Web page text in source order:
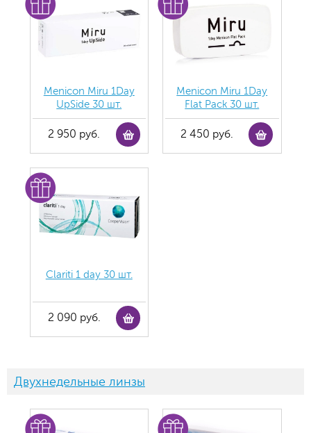
Menicon Miru 1Day
UpSide 30 шт.
2 950 руб.
Menicon Miru 1Day
Flat Pack 30 шт.
2 450 руб.
Clariti 1 day 30 шт.
2 090 руб.
Двухнедельные линзы